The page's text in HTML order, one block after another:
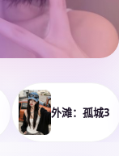
外滩：孤城3